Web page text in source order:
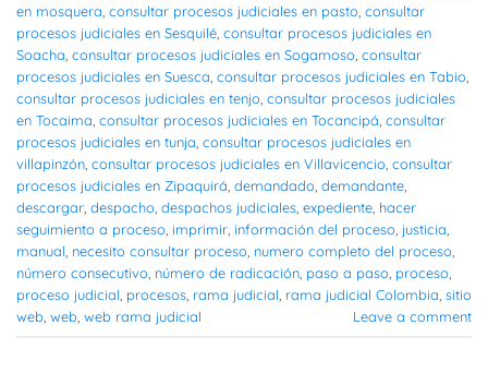
en mosquera, consultar procesos judiciales en pasto, consultar
procesos judiciales en Sesquilé, consultar procesos judiciales en
Soacha, consultar procesos judiciales en Sogamoso, consultar
procesos judiciales en Suesca, consultar procesos judiciales en Tabio,
consultar procesos judiciales en tenjo, consultar procesos judiciales
en Tocaima, consultar procesos judiciales en Tocancipá, consultar
procesos judiciales en tunja, consultar procesos judiciales en
villapinzón, consultar procesos judiciales en Villavicencio, consultar
procesos judiciales en Zipaquirá, demandado, demandante,
descargar, despacho, despachos judiciales, expediente, hacer
seguimiento a proceso, imprimir, información del proceso, justicia,
manual, necesito consultar proceso, numero completo del proceso,
número consecutivo, número de radicación, paso a paso, proceso,
proceso judicial, procesos, rama judicial, rama judicial Colombia, sitio
web, web, web rama judicial Leave a comment